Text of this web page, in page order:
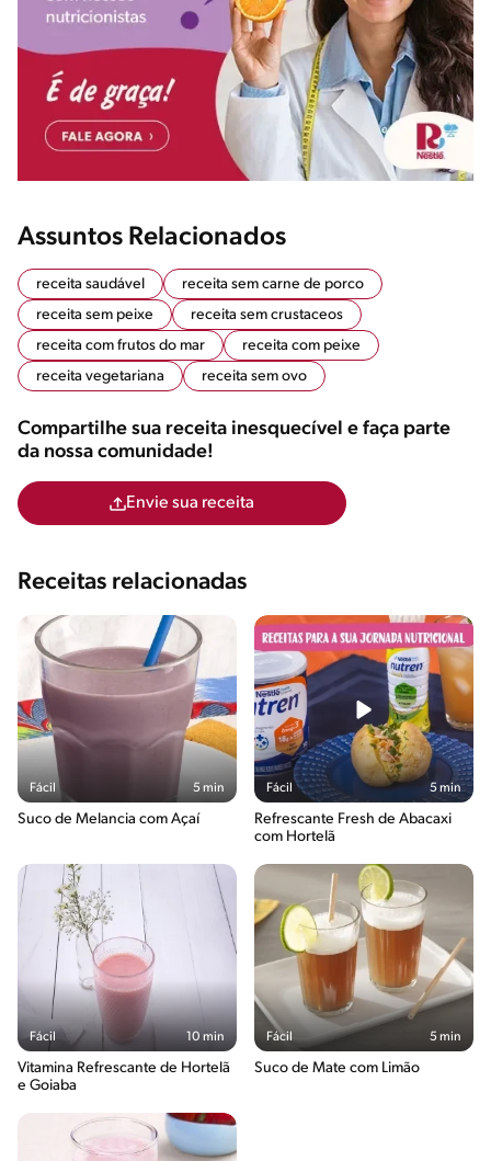
Assuntos Relacionados
receita saudável
receita sem carne de porco
receita sem peixe
receita sem crustaceos
receita com frutos do mar
receita com peixe
receita vegetariana
receita sem ovo
Compartilhe sua receita inesquecível e faça parte
da nossa comunidade!
Envie sua receita
Receitas relacionadas
Fácil 5 min
Suco de Melancia com Açaí
Fácil 5 min
Refrescante Fresh de Abacaxi
com Hortelã
Fácil 10 min
Vitamina Refrescante de Hortelã
e Goiaba
Fácil 5 min
Suco de Mate com Limão